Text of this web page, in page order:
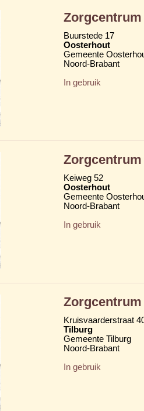
Buurstede 17
Oosterhout
Gemeente
Noord-Brabant
In gebruik
Zorgcentrum
Keiweg 52
Oosterhout
Gemeente
Noord-Brabant
In gebruik
Kruisvaarderstraat
Tilburg
Gemeente Tilburg
Noord-Brabant
In gebruik